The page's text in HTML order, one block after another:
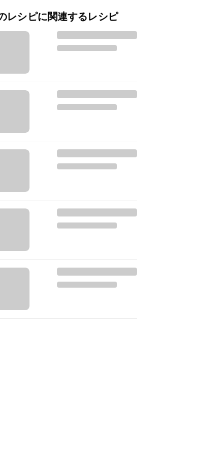
レシピに関連するレシピ